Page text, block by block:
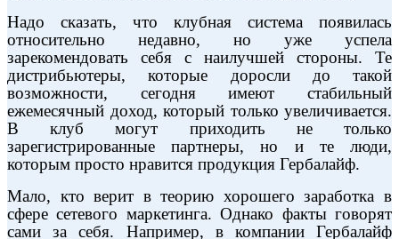
Надо сказать, что клубная система появилась
относительно недавно, но уже успела
зарекомендовать себя с наилучшей стороны. Те
дистрибьютеры, которые доросли до такой
возможности, сегодня имеют стабильный
ежемесячный доход, который только увеличивается.
В клуб могут приходить не только
зарегистрированные партнеры, но и те люди,
которым просто нравится продукция Гербалайф.
Мало, кто верит в теорию хорошего заработка в
сфере сетевого маркетинга. Однако факты говорят
сами за себя. Например, в компании Гербалайф